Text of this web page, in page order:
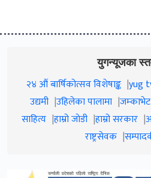
युगन्यूजका
२४ औं बार्षिकोत्सव विशेषाङ्क yug
उद्यमी उहिलेका पालामा जम्काभेट
साहित्य हाम्रो जाेडी हाम्रो सरकार
राष्ट्रसेवक